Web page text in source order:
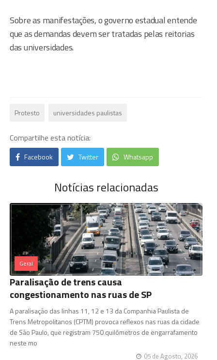
Sobre as manifestações, o governo estadual entende
que as demandas devem ser tratadas pelas reitorias
das universidades.
Protesto universidades paulistas
Compartilhe esta notícia:
Facebook Twitter Whatsapp
Notícias relacionadas
Geral
Paralisação de trens causa
congestionamento nas ruas de SP
A paralisação das linhas 11, 12 e 13 da Companhia Paulista de
Trens Metropolitanos (CPTM) provoca reflexos nas ruas da cidade
de São Paulo, que registram 750 quilômetros de engarrafamento
neste mo
05 de Agosto, 2026